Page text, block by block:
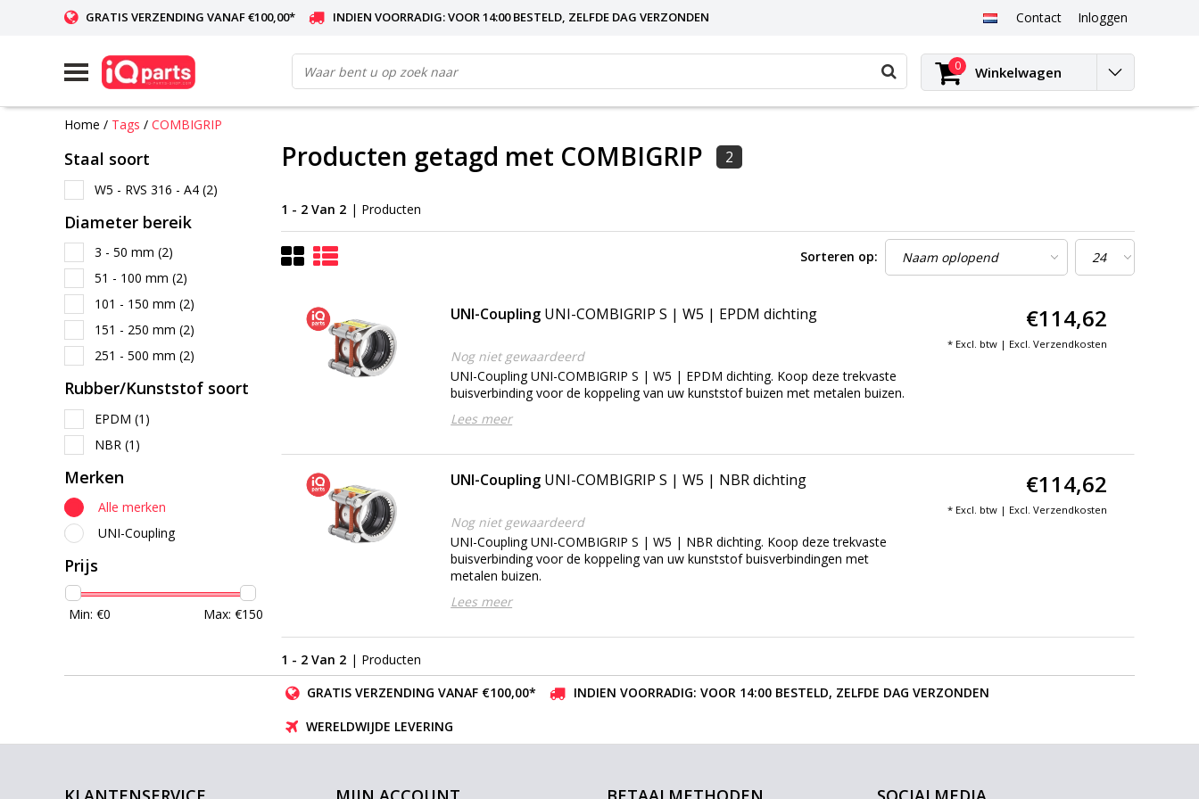
GRATIS VERZENDING VANAF €100,00* INDIEN VOORRADIG: VOOR 14:00 BESTELD, ZELFDE DAG VERZONDEN Contact Inloggen
0 Winkelwagen
Home / Tags / COMBIGRIP
Staal soort
W5 - RVS 316 - A4 (2)
Diameter bereik
3 - 50 mm (2)
51 - 100 mm (2)
101 - 150 mm (2)
151 - 250 mm (2)
251 - 500 mm (2)
Rubber/Kunststof soort
EPDM (1)
NBR (1)
Merken
Alle merken
UNI-Coupling
Prijs
Min: €0 Max: €150
Producten getagd met COMBIGRIP 2
1 - 2 Van 2 | Producten
Sorteren op:
UNI-Coupling UNI-COMBIGRIP S | W5 | EPDM dichting
Nog niet gewaardeerd
UNI-Coupling UNI-COMBIGRIP S | W5 | EPDM dichting. Koop deze trekvaste
buisverbinding voor de koppeling van uw kunststof buizen met metalen buizen.
Lees meer
€114,62
* Excl. btw | Excl. Verzendkosten
UNI-Coupling UNI-COMBIGRIP S | W5 | NBR dichting
Nog niet gewaardeerd
UNI-Coupling UNI-COMBIGRIP S | W5 | NBR dichting. Koop deze trekvaste
buisverbinding voor de koppeling van uw kunststof buisverbindingen met
metalen buizen.
Lees meer
€114,62
* Excl. btw | Excl. Verzendkosten
1 - 2 Van 2 | Producten
GRATIS VERZENDING VANAF €100,00*
INDIEN VOORRADIG: VOOR 14:00 BESTELD, ZELFDE DAG VERZONDEN
WERELDWIJDE LEVERING